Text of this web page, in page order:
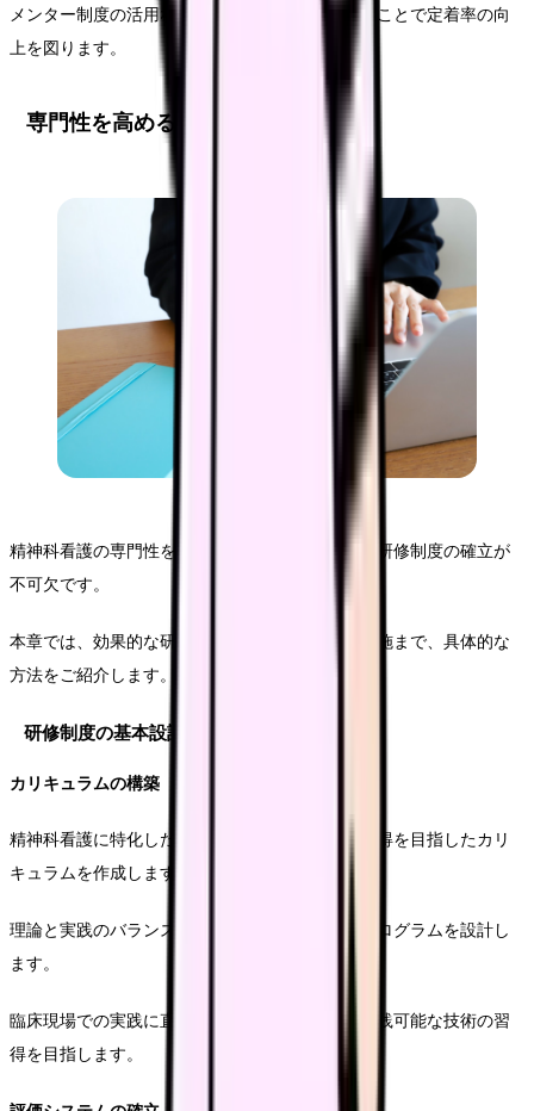
メンター制度の活用など、支援体制を充実させることで定着率の向
上を図ります。
専門性を高める研修制度
精神科看護の専門性を高めるためには、体系的な研修制度の確立が
不可欠です。
本章では、効果的な研修プログラムの設計から実施まで、具体的な
方法をご紹介します。
研修制度の基本設計
カリキュラムの構築
精神科看護に特化した専門的な知識とスキルの習得を目指したカリ
キュラムを作成します。
理論と実践のバランスを考慮し、段階的な学習プログラムを設計し
ます。
臨床現場での実践に直結する内容を重視し、即実践可能な技術の習
得を目指します。